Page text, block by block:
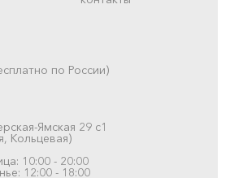
по России)
Ямская 29 с1
Кольцевая)
10:00 - 20:00
12:00 - 18:00